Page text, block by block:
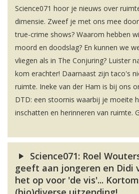
Science071 hoor je nieuws over
dimensie. Zweef je met ons mee
true-crime shows? Waarom hebben
moord en doodslag? En kunnen we
vliegen als in The Conjuring? Luister
kom erachter! Daarnaast zijn taco's
ruimte. Ineke van der Ham is bij ons
DTD: een stoornis waarbij je moeite
inschatten en herinneren van ruimte.
Science071: Roel
geeft aan jongeren en Didi
het op voor 'de vis'...